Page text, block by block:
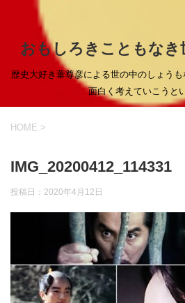
おもしろきこともなき
歴史大好き葦尊彦による世の中のしょう
面白く考えていこうと
HOME >
IMG_20200412_114331
投稿日： 2020年4月12日